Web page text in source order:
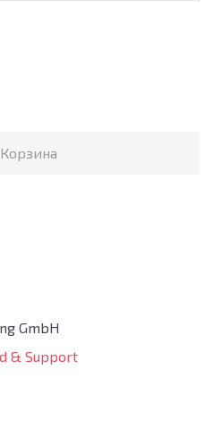
Корзина
GmbH
& Support